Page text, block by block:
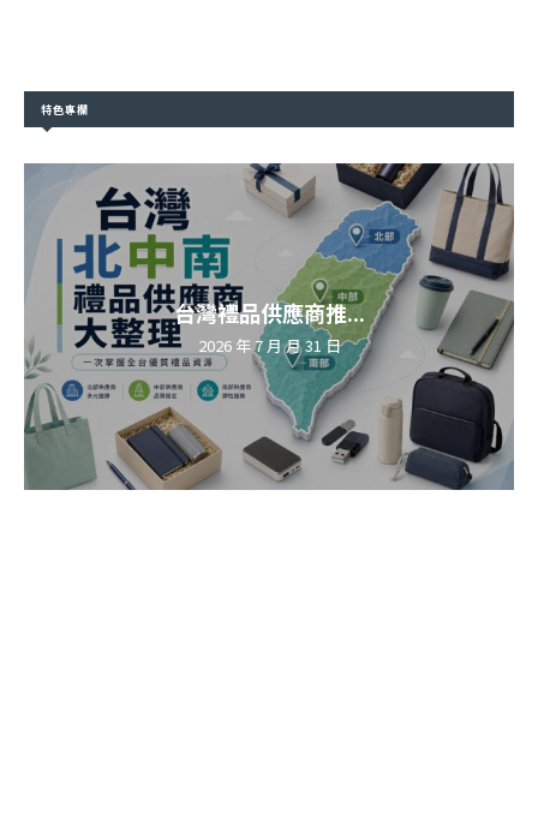
特色專欄
台灣禮品供應商推...
2026 年 7 月 月 31 日